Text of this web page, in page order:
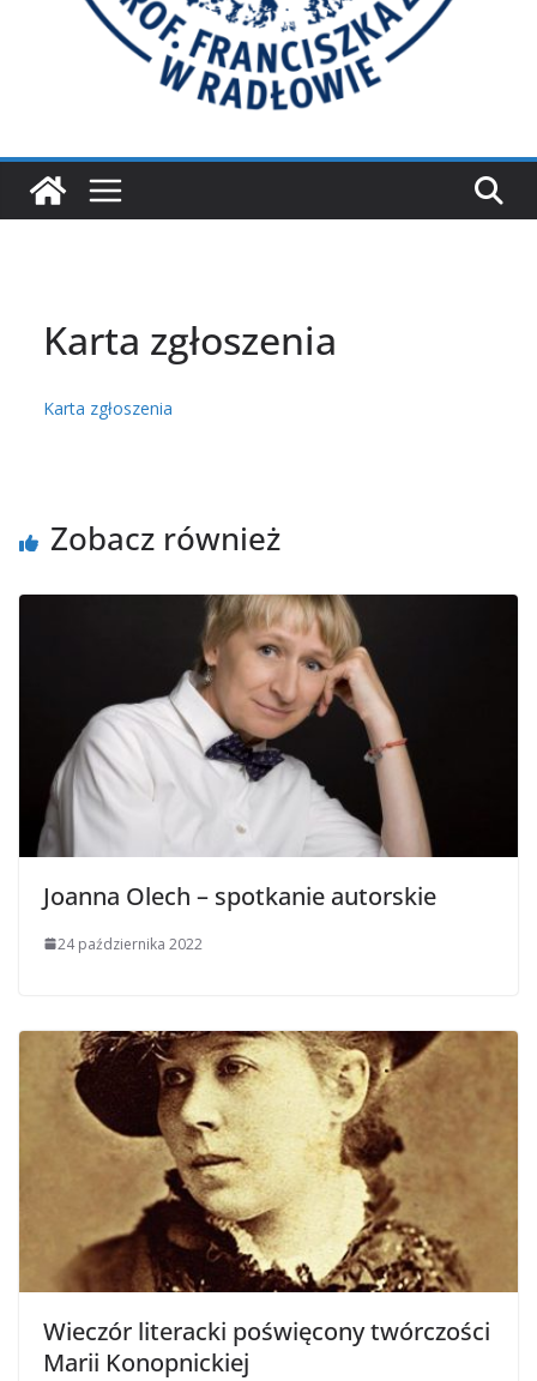
Karta zgłoszenia
Karta zgłoszenia
Zobacz również
Joanna Olech – spotkanie autorskie
24 października 2022
Wieczór literacki poświęcony twórczości
Marii Konopnickiej